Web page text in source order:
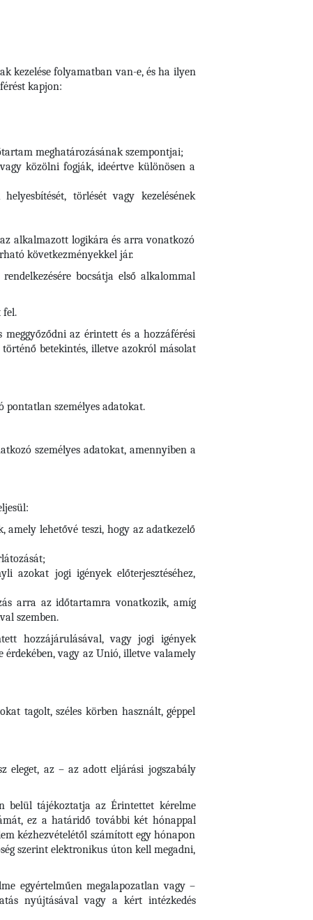
kezelése folyamatban van-e, és ha ilyen
kapjon:
meghatározásának szempontjai;
közölni fogják, ideértve különösen a
törlését vagy kezelésének
alkalmazott logikára és arra vonatkozó
következményekkel jár.
bocsátja első alkalommal
fel.
az érintett és a hozzáférési
történő betekintés, illetve azokról másolat
pontatlan személyes adatokat.
személyes adatokat, amennyiben a
lehetővé teszi, hogy az adatkezelő
azokat jogi igények előterjesztéséhez,
arra az időtartamra vonatkozik, amíg
szemben.
hozzájárulásával, vagy jogi igények
érdekében, vagy az Unió, illetve valamely
tagolt, széles körben használt, géppel
eleget, az – az adott eljárási jogszabály
belül tájékoztatja az Érintettet kérelme
ez a határidő további két hónappal
kézhezvételétől számított egy hónapon
szerint elektronikus úton kell megadni,
egyértelműen megalapozatlan vagy –
nyújtásával vagy a kért intézkedés